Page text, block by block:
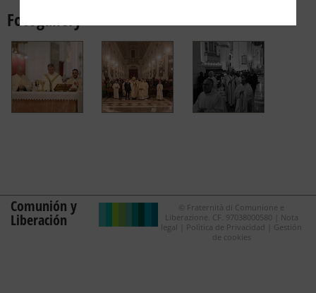
Fotogallery
Comunión y
Liberación
© Fraternità di Comunione e
Liberazione. CF. 97038000580 | Nota
legal
Polìtica de Privacidad
Gestión
de cookies